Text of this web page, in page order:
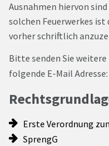
Ausnahmen hiervon
solchen Feuerwerkes ist
vorher schriftlich
Bitte senden Sie weitere
folgende E-Mail Adresse:
Erste Verordnung
SprengG